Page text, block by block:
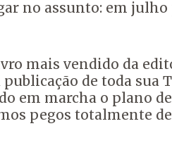
no assunto: em
mais vendido da
de toda sua
em marcha o plano
pegos totalmente